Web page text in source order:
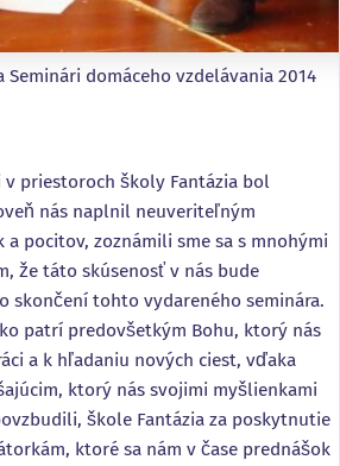
Seminári domáceho vzdelávania 2014
priestoroch školy Fantázia bol
nás naplnil neuveriteľným
pocitov, zoznámili sme sa s mnohými
že táto skúsenosť v nás bude
skončení tohto vydareného seminára.
patrí predovšetkým Bohu, ktorý nás
a k hľadaniu nových ciest, vďaka
ktorý nás svojimi myšlienkami
škole Fantázia za poskytnutie
ktoré sa nám v čase prednášok